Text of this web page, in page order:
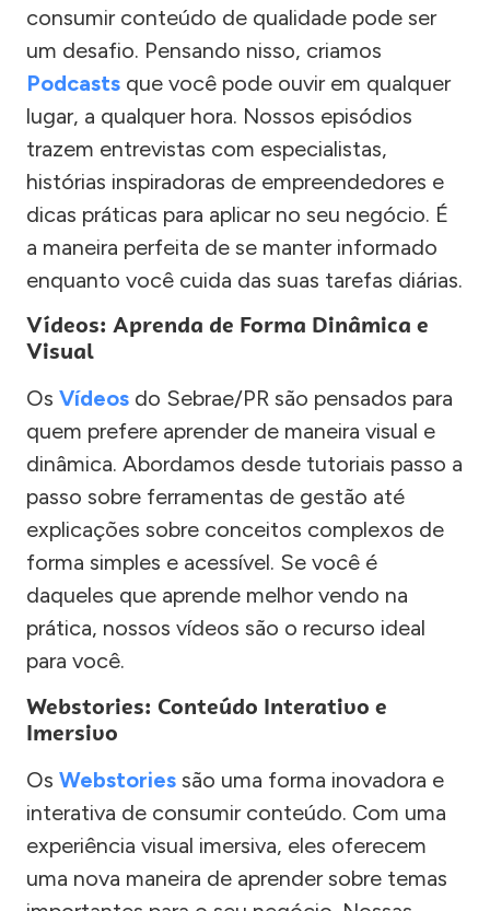
consumir conteúdo de qualidade pode ser
um desafio. Pensando nisso, criamos
Podcasts que você pode ouvir em qualquer
lugar, a qualquer hora. Nossos episódios
trazem entrevistas com especialistas,
histórias inspiradoras de empreendedores e
dicas práticas para aplicar no seu negócio. É
a maneira perfeita de se manter informado
enquanto você cuida das suas tarefas diárias.
Vídeos: Aprenda de Forma Dinâmica e
Visual
Os Vídeos do Sebrae/PR são pensados para
quem prefere aprender de maneira visual e
dinâmica. Abordamos desde tutoriais passo a
passo sobre ferramentas de gestão até
explicações sobre conceitos complexos de
forma simples e acessível. Se você é
daqueles que aprende melhor vendo na
prática, nossos vídeos são o recurso ideal
para você.
Webstories: Conteúdo Interativo e
Imersivo
Os Webstories são uma forma inovadora e
interativa de consumir conteúdo. Com uma
experiência visual imersiva, eles oferecem
uma nova maneira de aprender sobre temas